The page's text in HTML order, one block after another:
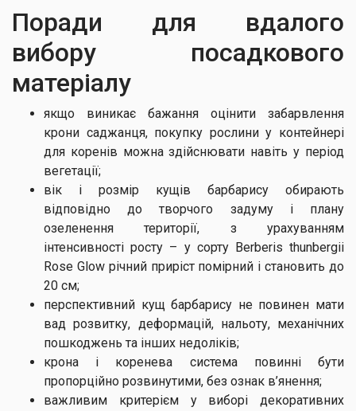
Поради для вдалого
вибору посадкового
матеріалу
якщо виникає бажання оцінити забарвлення
крони саджанця, покупку рослини у контейнері
для коренів можна здійснювати навіть у період
вегетації;
вік і розмір кущів барбарису обирають
відповідно до творчого задуму і плану
озеленення території, з урахуванням
інтенсивності росту – у сорту Berberis thunbergii
Rose Glow річний приріст помірний і становить до
20 см;
перспективний кущ барбарису не повинен мати
вад розвитку, деформацій, нальоту, механічних
пошкоджень та інших недоліків;
крона і коренева система повинні бути
пропорційно розвинутими, без ознак в’янення;
важливим критерієм у виборі декоративних